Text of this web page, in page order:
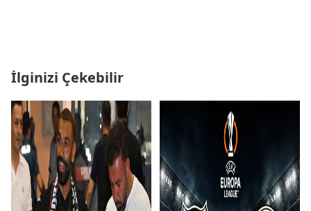
İlginizi Çekebilir